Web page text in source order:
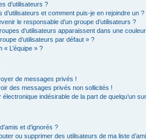
d’utilisateurs ?
d’utilisateurs et comment puis-je en rejoindre un ?
le responsable d’un groupe d’utilisateurs ?
d’utilisateurs apparaissent dans une
d’utilisateurs par défaut » ?
« L’équipe » ?
de messages privés !
des messages privés non sollicités !
électronique indésirable de la part de quelqu’un
et d’ignorés ?
ou supprimer des utilisateurs de ma liste